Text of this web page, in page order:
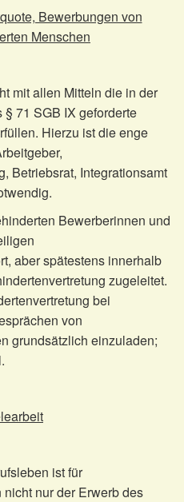
Bewerbungen von
Menschen
mit allen Mitteln die in der
71 SGB IX geforderte
Hierzu ist die enge
Betriebsrat, Integrationsamt
Bewerberinnen und
aber spätestens innerhalb
zugeleitet.
bei
von
grundsätzlich einzuladen;
ist für
nur der Erwerb des